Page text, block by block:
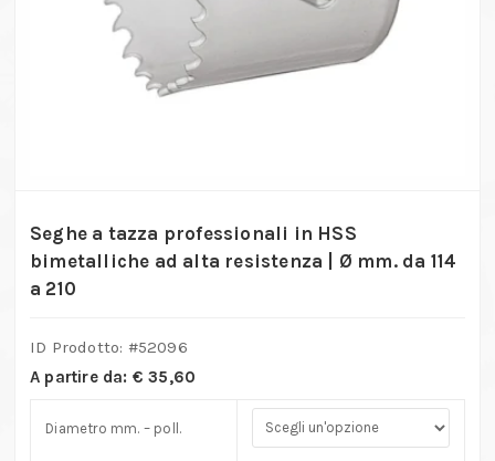
Seghe a tazza professionali in HSS
bimetalliche ad alta resistenza | Ø mm. da 114
a 210
ID Prodotto: #52096
A partire da: € 35,60
Diametro mm. – poll.